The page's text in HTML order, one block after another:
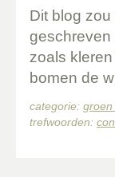
Dit blog
geschreven
zoals
bomen de
categorie: groen
trefwoorden: